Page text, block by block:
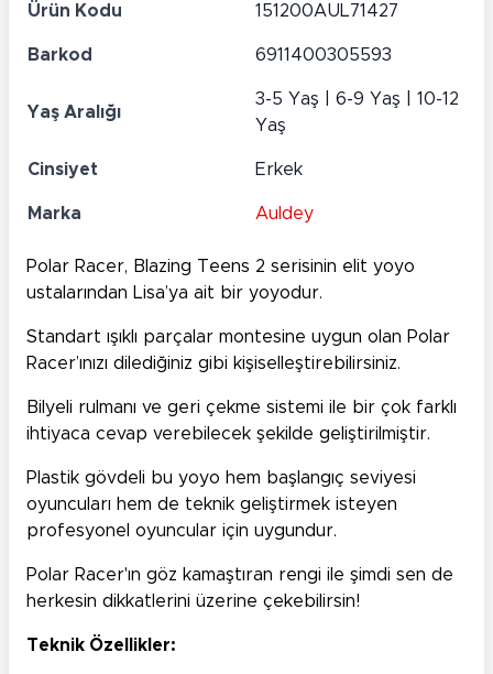
Ürün Kodu 151200AUL71427
Barkod 6911400305593
Yaş Aralığı
3-5 Yaş | 6-9 Yaş | 10-12
Yaş
Cinsiyet Erkek
Marka Auldey
Polar Racer, Blazing Teens 2 serisinin elit yoyo
ustalarından Lisa’ya ait bir yoyodur.
Standart ışıklı parçalar montesine uygun olan Polar
Racer’ınızı dilediğiniz gibi kişiselleştirebilirsiniz.
Bilyeli rulmanı ve geri çekme sistemi ile bir çok farklı
ihtiyaca cevap verebilecek şekilde geliştirilmiştir.
Plastik gövdeli bu yoyo hem başlangıç seviyesi
oyuncuları hem de teknik geliştirmek isteyen
profesyonel oyuncular için uygundur.
Polar Racer'ın göz kamaştıran rengi ile şimdi sen de
herkesin dikkatlerini üzerine çekebilirsin!
Teknik Özellikler: